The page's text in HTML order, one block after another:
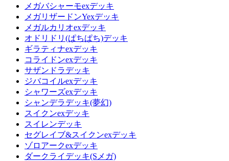
メガバシャーモexデッキ
メガリザードンYexデッキ
メガルカリオexデッキ
オドリドリ(ぱちぱち)デッキ
ギラティナexデッキ
コライドンexデッキ
サザンドラデッキ
ジバコイルexデッキ
シャワーズexデッキ
シャンデラデッキ(夢幻)
スイクンexデッキ
スイレンデッキ
セグレイブ&スイクンexデッキ
ゾロアークexデッキ
ダークライデッキ(Sメガ)